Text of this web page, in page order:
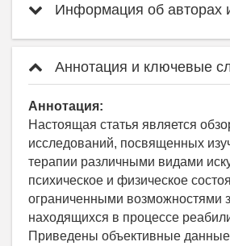
Информация об авторах
Аннотация и ключевые
Аннотация:
Настоящая статья является
исследований, посвященных
терапии различными видами
психическое и физическое
ограниченными возможностями
находящихся в процессе
Приведены объективные